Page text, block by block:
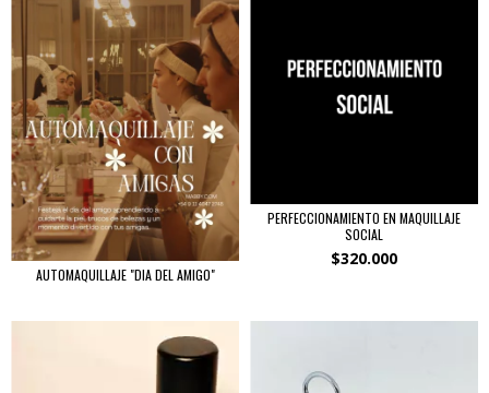
AUTOMAQUILLAJE "DIA DEL AMIGO"
PERFECCIONAMIENTO EN MAQUILLAJE
SOCIAL
$320.000